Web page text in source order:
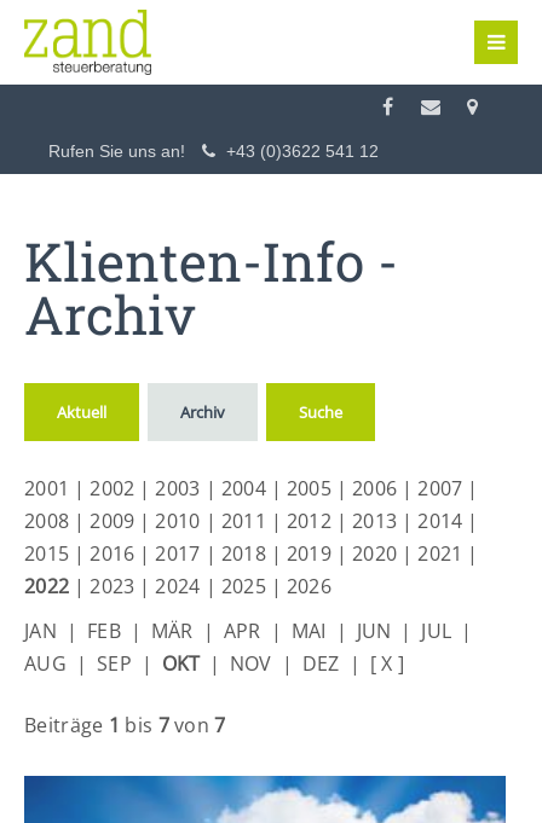
Login
Register|Lost your password?
Support
24h/ 365days
We offer support for our customers
Rufen Sie uns an! +43 (0)3622 541 12
Klienten-Info -
Archiv
Aktuell Archiv Suche
2001 |2002 |2003 | 2004| 2005 |2006 |2007 |
2008 |2009 |2010 | 2011 | 2012 |2013 |2014 |
2015 |2016 |2017 | 2018| 2019 |2020 |2021 |
2022 |2023 |2024 | 2025| 2026
JAN | FEB| MÄR | APR | MAI | JUN | JUL |
AUG | SEP | OKT| NOV | DEZ | [ X ]
Beiträge 1 bis 7von7